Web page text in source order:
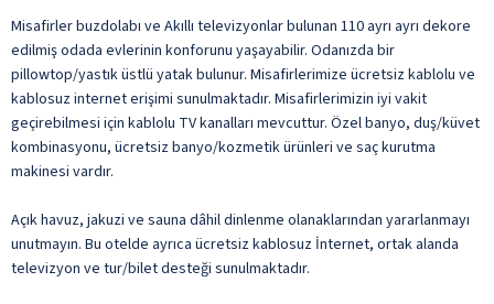
Misafirler buzdolabı ve Akıllı televizyonlar bulunan 110 ayrı ayrı dekore
edilmiş odada evlerinin konforunu yaşayabilir. Odanızda bir
pillowtop/yastık üstlü yatak bulunur. Misafirlerimize ücretsiz kablolu ve
kablosuz internet erişimi sunulmaktadır. Misafirlerimizin iyi vakit
geçirebilmesi için kablolu TV kanalları mevcuttur. Özel banyo, duş/küvet
kombinasyonu, ücretsiz banyo/kozmetik ürünleri ve saç kurutma
makinesi vardır.
Açık havuz, jakuzi ve sauna dâhil dinlenme olanaklarından yararlanmayı
unutmayın. Bu otelde ayrıca ücretsiz kablosuz İnternet, ortak alanda
televizyon ve tur/bilet desteği sunulmaktadır.